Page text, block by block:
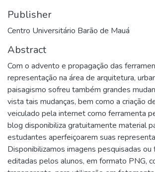
Publisher
Centro Universitário Barão de Mauá
Abstract
Com o advento e propagação das
representação na área de arquitetura,
paisagismo sofreu também grandes
vista tais mudanças, bem como a criação
veiculado pela internet como ferramenta
blog disponibiliza gratuitamente material
estudantes aperfeiçoarem suas
Disponibilizamos imagens pesquisadas
editadas pelos alunos, em formato PNG,